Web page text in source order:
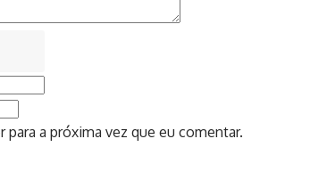
a próxima vez que eu comentar.